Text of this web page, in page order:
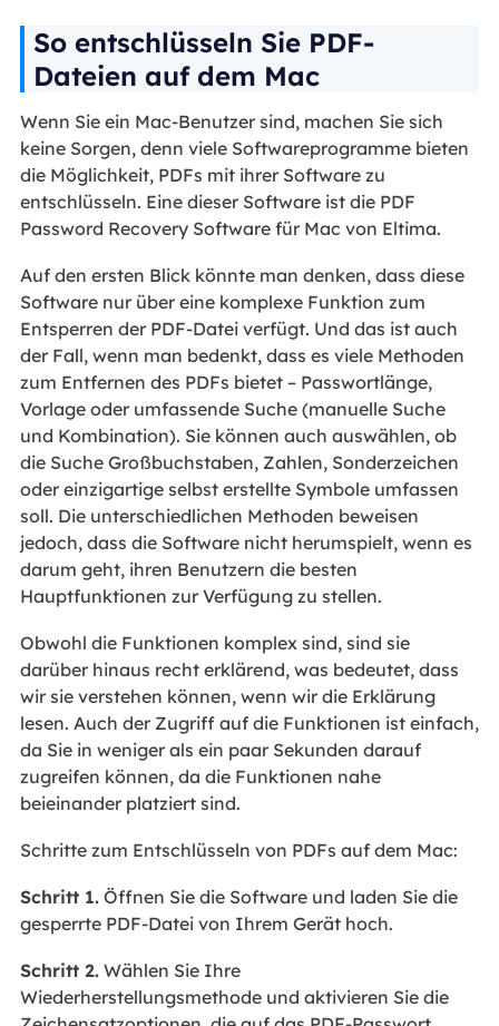
So entschlüsseln Sie PDF-
Dateien auf dem Mac
Wenn Sie ein Mac-Benutzer sind, machen Sie sich
keine Sorgen, denn viele Softwareprogramme bieten
die Möglichkeit, PDFs mit ihrer Software zu
entschlüsseln. Eine dieser Software ist die PDF
Password Recovery Software für Mac von Eltima.
Auf den ersten Blick könnte man denken, dass diese
Software nur über eine komplexe Funktion zum
Entsperren der PDF-Datei verfügt. Und das ist auch
der Fall, wenn man bedenkt, dass es viele Methoden
zum Entfernen des PDFs bietet – Passwortlänge,
Vorlage oder umfassende Suche (manuelle Suche
und Kombination). Sie können auch auswählen, ob
die Suche Großbuchstaben, Zahlen, Sonderzeichen
oder einzigartige selbst erstellte Symbole umfassen
soll. Die unterschiedlichen Methoden beweisen
jedoch, dass die Software nicht herumspielt, wenn es
darum geht, ihren Benutzern die besten
Hauptfunktionen zur Verfügung zu stellen.
Obwohl die Funktionen komplex sind, sind sie
darüber hinaus recht erklärend, was bedeutet, dass
wir sie verstehen können, wenn wir die Erklärung
lesen. Auch der Zugriff auf die Funktionen ist einfach,
da Sie in weniger als ein paar Sekunden darauf
zugreifen können, da die Funktionen nahe
beieinander platziert sind.
Schritte zum Entschlüsseln von PDFs auf dem Mac:
Schritt 1.Öffnen Sie die Software und laden Sie die
gesperrte PDF-Datei von Ihrem Gerät hoch.
Schritt 2.Wählen Sie Ihre
Wiederherstellungsmethode und aktivieren Sie die